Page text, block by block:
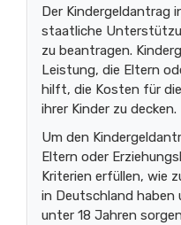
Der Kindergeldantrag
staatliche
zu beantragen.
Leistung, die Eltern
hilft, die Kosten für
ihrer Kinder zu decken.
Um den
Eltern oder
Kriterien erfüllen, wie
in Deutschland haben
unter 18 Jahren